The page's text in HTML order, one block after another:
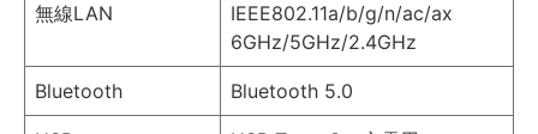
無線LAN
IEEE802.11a/b/g/n/ac/ax
6GHz/5GHz/2.4GHz
Bluetooth Bluetooth 5.0